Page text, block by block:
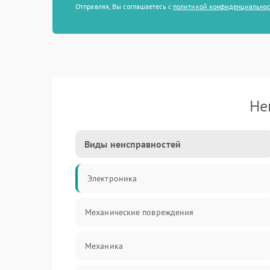
Отправляя, Вы соглашаетесь с политикой
Виды неисправностей
Электроника
Механические повреждения
Механика